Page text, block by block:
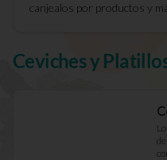
canjealos por productos y
Ceviches y